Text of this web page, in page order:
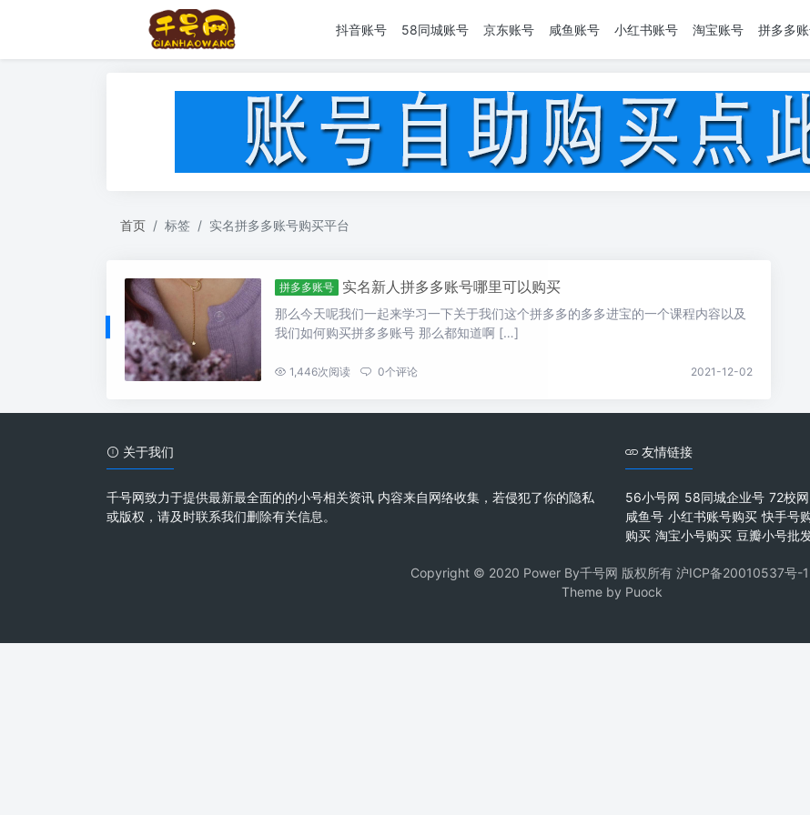
抖音账号 58同城账号 京东账号 咸鱼账号 小红书账号 淘宝账号 拼多多
首页 标签 实名拼多多账号购买平台
拼多多账号 实名新人拼多多账号哪里可以购买
那么今天呢我们一起来学习一下关于我们这个拼多多的多多进宝的一个课程内容以及
我们如何购买拼多多账号 那么都知道啊 […]
... 1,446次阅读 0个评论 2021-12-02
关于我们
千号网致力于提供最新最全面的的小号相关资讯 内容来自网络收集，若侵犯了你的隐私
或版权，请及时联系我们删除有关信息。
友情链接
56小号网 58同城企业号 72校网
咸鱼号 小红书账号购买 快手号
购买 淘宝小号购买 豆瓣小号批
Copyright © 2020 Power By千号网 版权所有 沪ICP备20010537号-1
Theme by Puock